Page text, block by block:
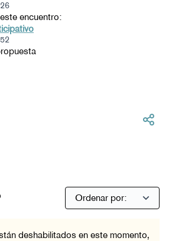
encuentro:
deshabilitados en este momento,